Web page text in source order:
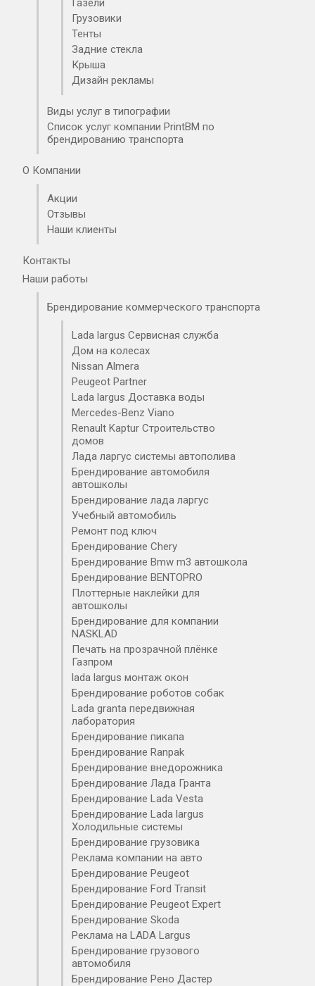
Газели
Грузовики
Тенты
Задние стекла
Крыша
Дизайн рекламы
Виды услуг в типографии
Список услуг компании PrintBM по
брендированию транспорта
О Компании
Акции
Отзывы
Наши клиенты
Контакты
Оклейка Защитными пленками
Наши работы
Брендирование коммерческого транспорта
Lada largus Сервисная служба
Дом на колесах
Nissan Almera
Peugeot Partner
Lada largus Доставка воды
Mercedes-Benz Viano
Renault Kaptur Строительство
домов
Лада ларгус системы автополива
Брендирование автомобиля
автошколы
Брендирование лада ларгус
Учебный автомобиль
Ремонт под ключ
Брендирование Chery
Брендирование Bmw m3 автошкола
Брендирование BENTOPRO
Плоттерные наклейки для
автошколы
Брендирование для компании
NASKLAD
Печать на прозрачной плёнке
Газпром
lada largus монтаж окон
Брендирование роботов собак
Lada granta передвижная
лаборатория
Брендирование пикапа
Брендирование Ranpak
Брендирование внедорожника
Брендирование Лада Гранта
Брендирование Lada Vesta
Брендирование Lada largus
Холодильные системы
Брендирование грузовика
Реклама компании на авто
Брендирование Peugeot
Брендирование Ford Transit
Брендирование Peugeot Expert
Брендирование Skoda
Реклама на LADA Largus
Брендирование грузового
автомобиля
Брендирование Рено Дастер